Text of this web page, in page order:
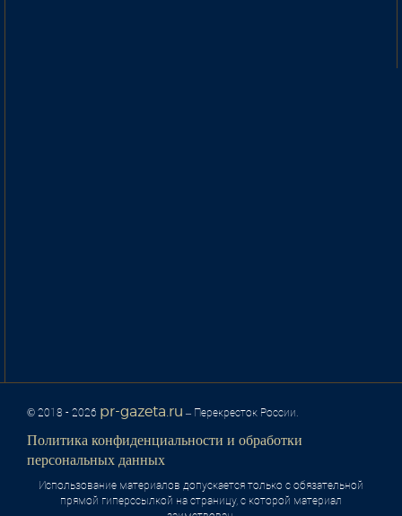
© 2018 - 2026 pr-gazeta.ru – Перекресток России.
Политика конфиденциальности и обработки
персональных данных
Использование материалов допускается только с обязательной
прямой гиперссылкой на страницу, с которой материал